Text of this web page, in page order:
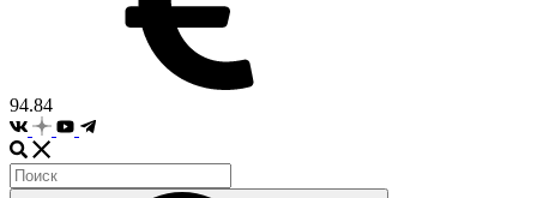
94.84